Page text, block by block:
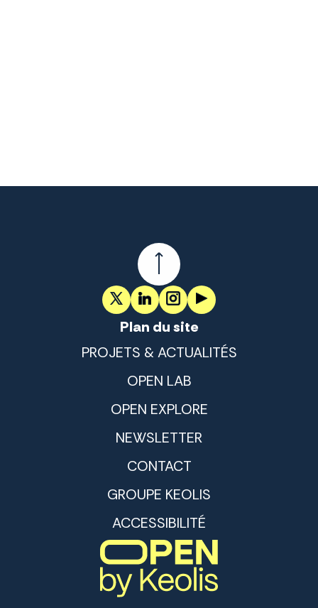
Plan du site
PROJETS & ACTUALITÉS
OPEN LAB
OPEN EXPLORE
NEWSLETTER
CONTACT
GROUPE KEOLIS
ACCESSIBILITÉ